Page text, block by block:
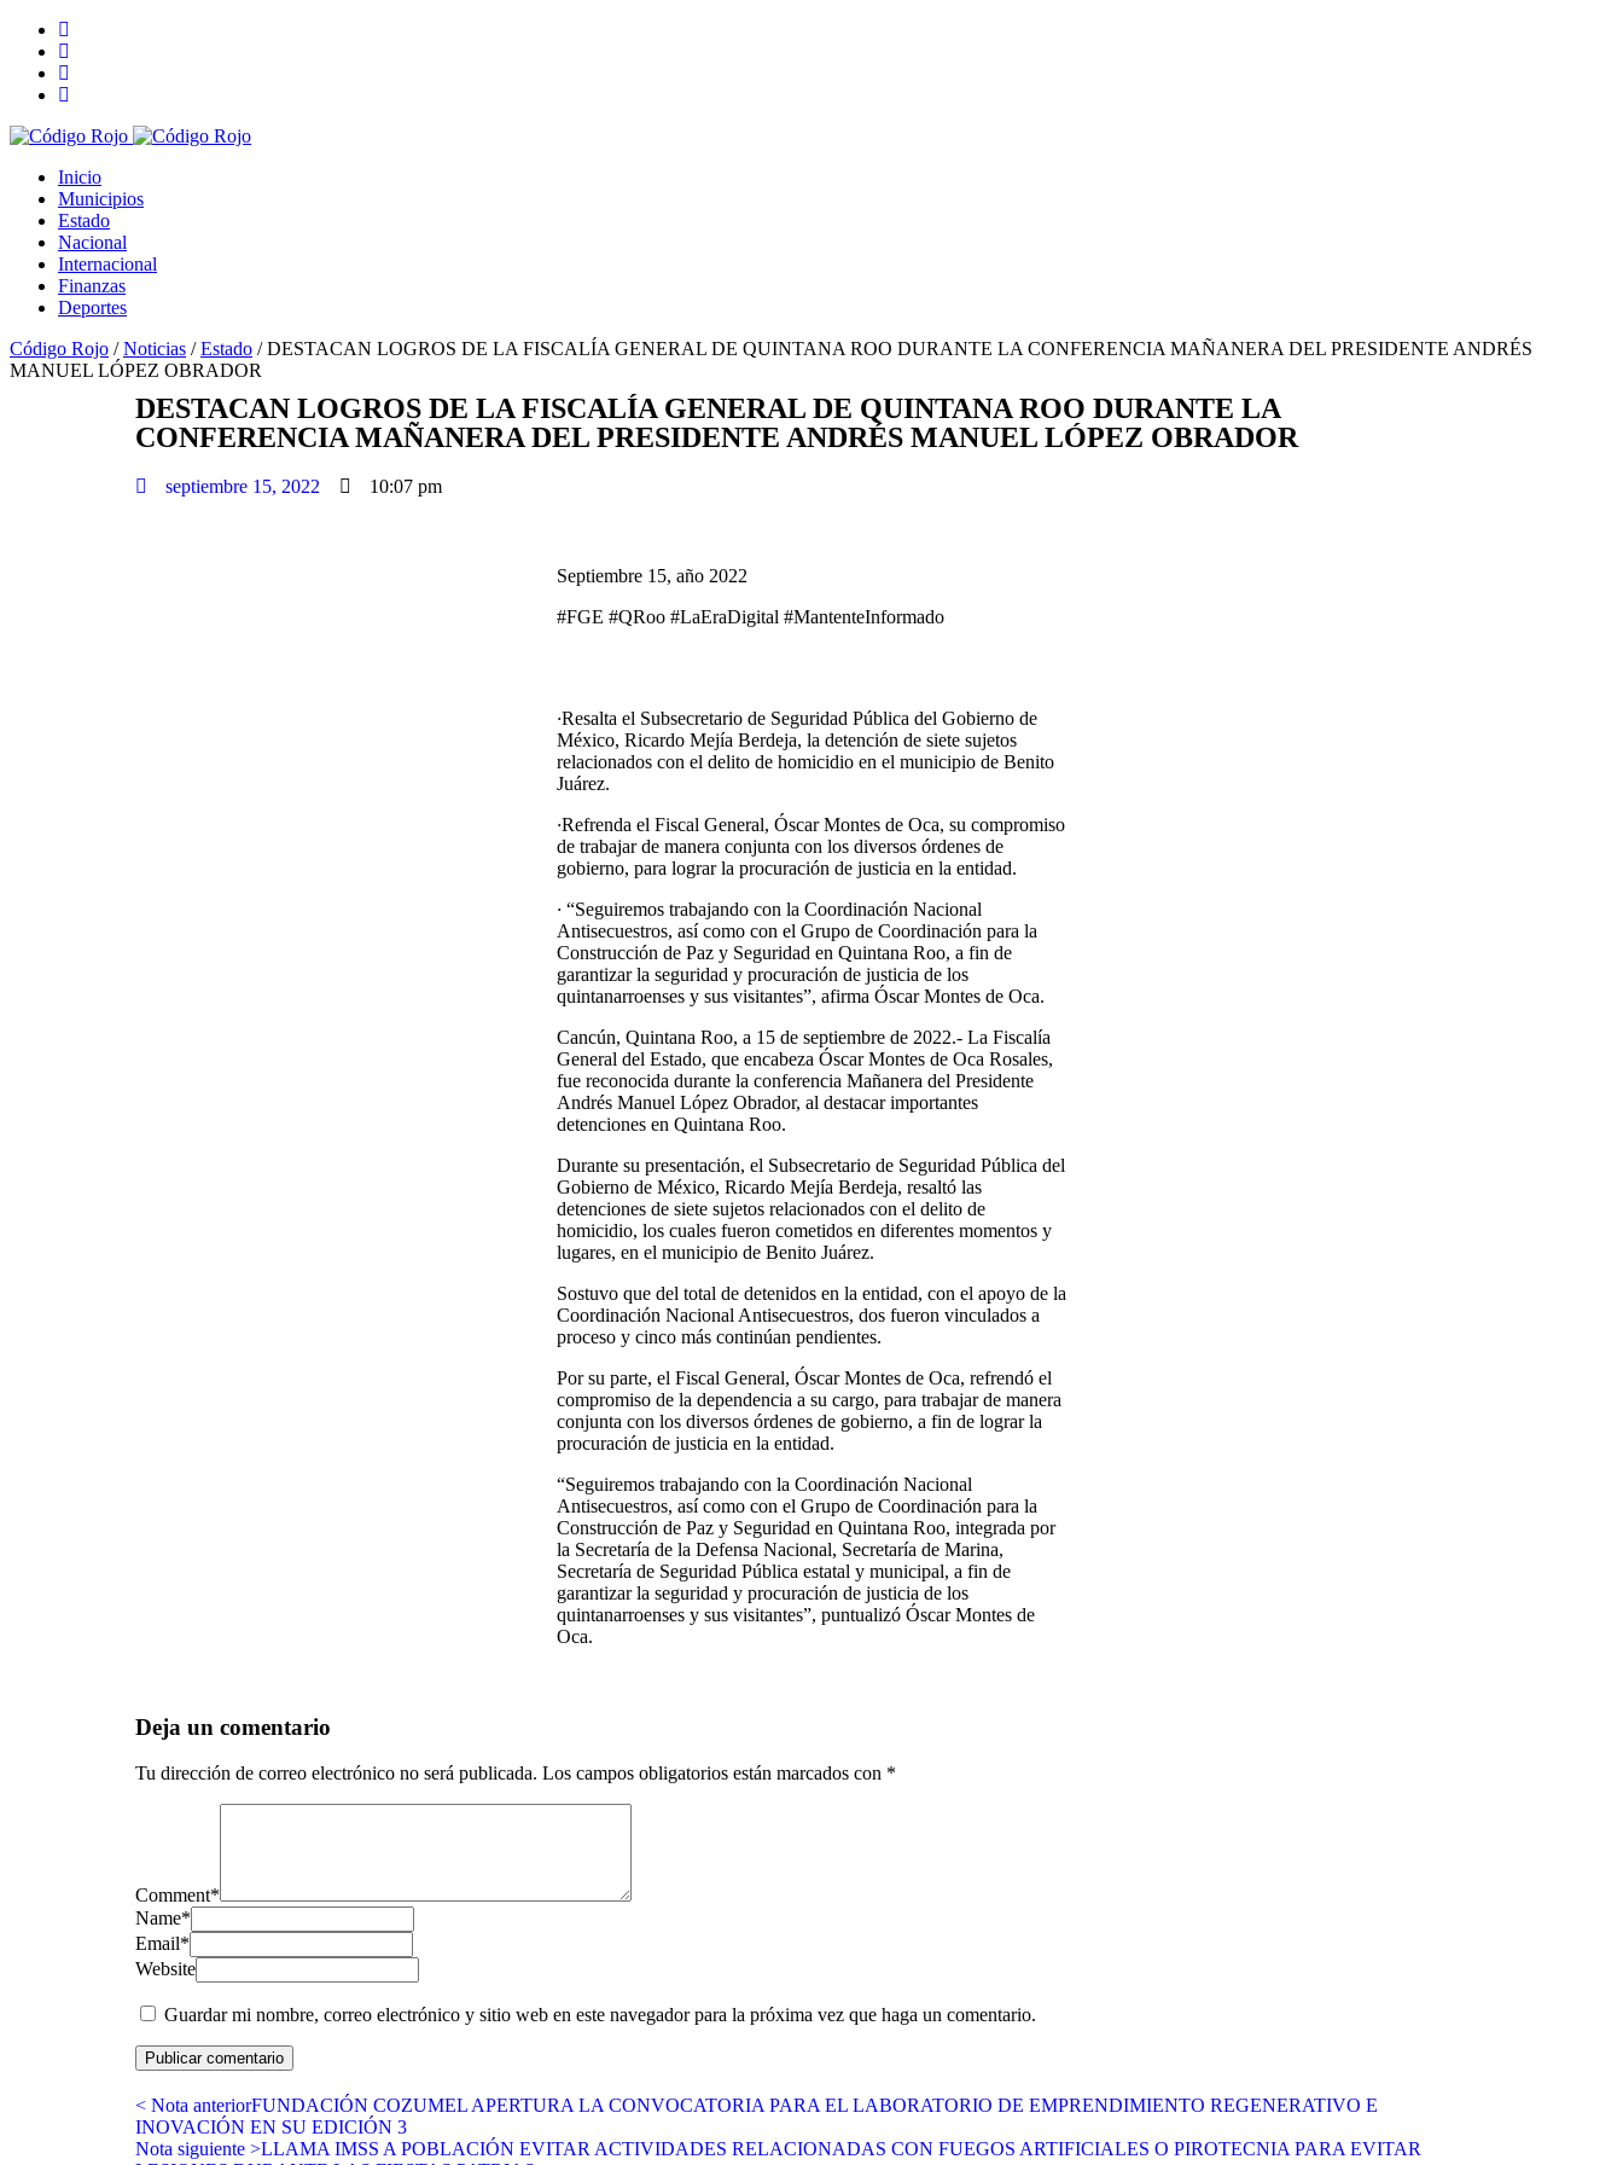
Inicio
Municipios
Estado
Nacional
Internacional
Finanzas
Deportes
Código Rojo /Noticias /Estado /DESTACAN LOGROS DE LA FISCALÍA GENERAL DE QUINTANA ROO DURANTE LA CONFERENCIA MAÑANERA DEL PRESIDENTE ANDRÉS
MANUEL LÓPEZ OBRADOR
DESTACAN LOGROS DE LA FISCALÍA GENERAL DE QUINTANA ROO DURANTE LA
CONFERENCIA MAÑANERA DEL PRESIDENTE ANDRÉS MANUEL LÓPEZ OBRADOR
septiembre 15, 2022 10:07 pm
Septiembre 15, año 2022
#FGE #QRoo #LaEraDigital #MantenteInformado
·Resalta el Subsecretario de Seguridad Pública del Gobierno de
México, Ricardo Mejía Berdeja, la detención de siete sujetos
relacionados con el delito de homicidio en el municipio de Benito
Juárez.
·Refrenda el Fiscal General, Óscar Montes de Oca, su compromiso
de trabajar de manera conjunta con los diversos órdenes de
gobierno, para lograr la procuración de justicia en la entidad.
· “Seguiremos trabajando con la Coordinación Nacional
Antisecuestros, así como con el Grupo de Coordinación para la
Construcción de Paz y Seguridad en Quintana Roo, a fin de
garantizar la seguridad y procuración de justicia de los
quintanarroenses y sus visitantes”, afirma Óscar Montes de Oca.
Cancún, Quintana Roo, a 15 de septiembre de 2022.- La Fiscalía
General del Estado, que encabeza Óscar Montes de Oca Rosales,
fue reconocida durante la conferencia Mañanera del Presidente
Andrés Manuel López Obrador, al destacar importantes
detenciones en Quintana Roo.
Durante su presentación, el Subsecretario de Seguridad Pública del
Gobierno de México, Ricardo Mejía Berdeja, resaltó las
detenciones de siete sujetos relacionados con el delito de
homicidio, los cuales fueron cometidos en diferentes momentos y
lugares, en el municipio de Benito Juárez.
Sostuvo que del total de detenidos en la entidad, con el apoyo de la
Coordinación Nacional Antisecuestros, dos fueron vinculados a
proceso y cinco más continúan pendientes.
Por su parte, el Fiscal General, Óscar Montes de Oca, refrendó el
compromiso de la dependencia a su cargo, para trabajar de manera
conjunta con los diversos órdenes de gobierno, a fin de lograr la
procuración de justicia en la entidad.
“Seguiremos trabajando con la Coordinación Nacional
Antisecuestros, así como con el Grupo de Coordinación para la
Construcción de Paz y Seguridad en Quintana Roo, integrada por
la Secretaría de la Defensa Nacional, Secretaría de Marina,
Secretaría de Seguridad Pública estatal y municipal, a fin de
garantizar la seguridad y procuración de justicia de los
quintanarroenses y sus visitantes”, puntualizó Óscar Montes de
Oca.
Deja un comentario
Tu dirección de correo electrónico no será publicada. Los campos obligatorios están marcados con *
Comment*
Name*
Email*
Website
Guardar mi nombre, correo electrónico y sitio web en este navegador para la próxima vez que haga un comentario.
< Nota anteriorFUNDACIÓN COZUMEL APERTURA LA CONVOCATORIA PARA EL LABORATORIO DE EMPRENDIMIENTO REGENERATIVO E
INOVACIÓN EN SU EDICIÓN 3
Nota siguiente >LLAMA IMSS A POBLACIÓN EVITAR ACTIVIDADES RELACIONADAS CON FUEGOS ARTIFICIALES O PIROTECNIA PARA EVITAR